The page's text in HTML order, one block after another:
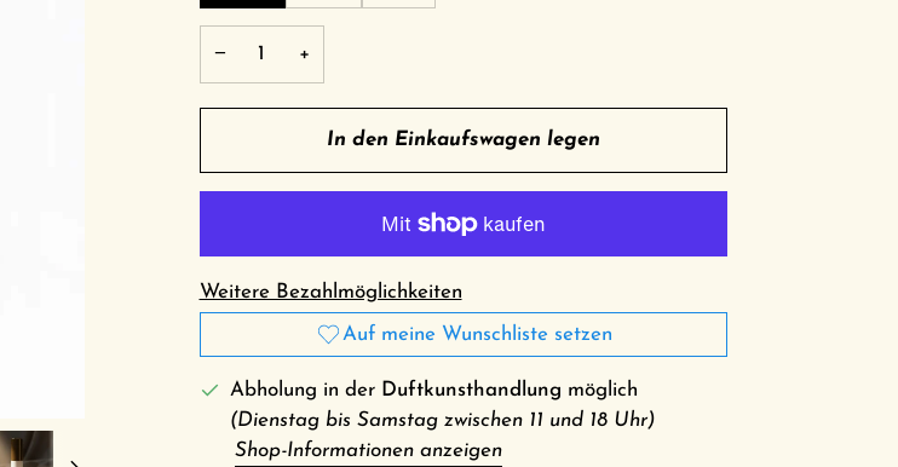
− +
In den Einkaufswagen legen
Weitere Bezahlmöglichkeiten
Auf meine Wunschliste setzen
Abholung in der Duftkunsthandlung möglich
(Dienstag bis Samstag zwischen 11 und 18 Uhr)
Shop-Informationen anzeigen